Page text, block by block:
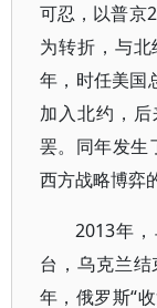
可忍，以普京
为转折，与
年，时任美国
加入北约，
罢。同年发生
西方战略博弈
2013年
台，乌克兰
年，俄罗斯“